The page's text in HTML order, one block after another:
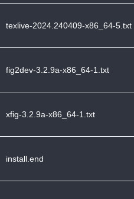
texlive-2024.240409-x86_64-5.txt
fig2dev-3.2.9a-x86_64-1.txt
xfig-3.2.9a-x86_64-1.txt
install.end